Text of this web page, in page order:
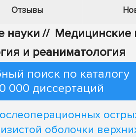
Отзывы
науки // Медицинские
и реаниматология
поиск по каталогу
000 диссертаций
оболочки